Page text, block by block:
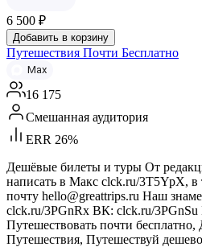
6 500 ₽
Добавить в корзину
Путешествия Почти Бесплатно
Max
16 175
Смешанная аудитория
ERR 26%
Дешёвые билеты и туры От
написать в Макс clck.ru/3T5YpX, в
почту hello@greattrips.ru Наш
clck.ru/3PGnRx ВК: clck.ru/
Путешествовать почти
Путешествия, Путешествуй